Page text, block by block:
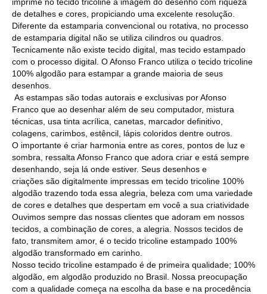
de detalhes e cores, propiciando uma excelente resolução.
Diferente da estamparia convencional ou rotativa, no processo
de estamparia digital não se utiliza cilindros ou quadros.
Tecnicamente não existe tecido digital, mas tecido estampado
com o processo digital. O Afonso Franco utiliza o tecido tricoline
100% algodão para estampar a grande maioria de seus
desenhos.
As estampas são todas autorais e exclusivas por Afonso
Franco que ao desenhar além de seu computador, mistura
técnicas, usa tinta acrílica, canetas, marcador definitivo,
colagens, carimbos, estêncil, lápis coloridos dentre outros.
O importante é criar harmonia entre as cores, pontos de luz e
sombra, ressalta Afonso Franco que adora criar e está sempre
desenhando, seja lá onde estiver. Seus desenhos e
criações são digitalmente impressas em tecido tricoline 100%
algodão trazendo toda essa alegria, beleza com uma variedade
de cores e detalhes que despertam em você a sua criatividade
Ouvimos sempre das nossas clientes que adoram em nossos
tecidos, a combinação de cores, a alegria. Nossos tecidos de
fato, transmitem amor, é o tecido tricoline estampado 100%
algodão transformado em carinho.
Nosso tecido tricoline estampado é de primeira qualidade; 100%
algodão, em algodão produzido no Brasil. Nossa preocupação
com a qualidade começa na escolha da base e na procedência